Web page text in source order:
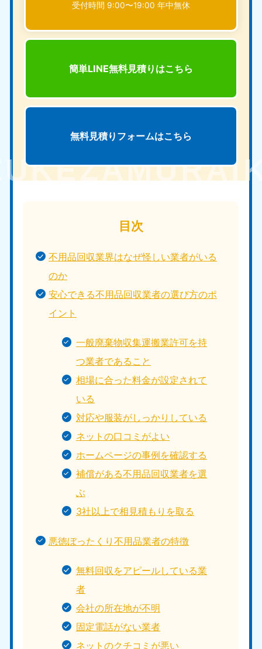
受付時間 9:00〜19:00 年中無休
簡単LINE無料見積りはこちら
無料見積りフォームはこちら
目次
不用品回収業界はなぜ怪しい業者がいる
のか
安心できる不用品回収業者の選び方のポ
イント
一般廃棄物収集運搬業許可を持
つ業者であること
相場に合った料金が設定されて
いる
対応や服装がしっかりしている
ネットの口コミがよい
ホームページの事例を確認する
補償がある不用品回収業者を選
ぶ
3社以上で相見積もりを取る
悪徳ぼったくり不用品業者の特徴
無料回収をアピールしている業
者
会社の所在地が不明
固定電話がない業者
ネットのクチコミが悪い